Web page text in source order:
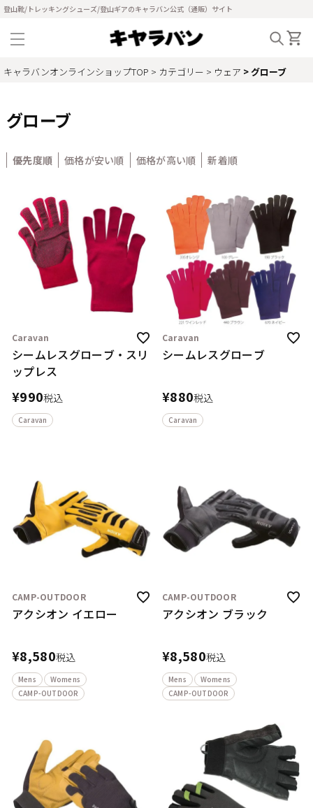
登山靴/トレッキングシューズ/登山ギアのキャラバン公式（通販）サイト
キャラバンオンラインショップTOP カテゴリー ウェア グローブ
グローブ
優先度順 価格が安い順 価格が高い順 新着順
Caravan
シームレスグローブ・スリ
ップレス
¥990税込
Caravan
Caravan
シームレスグローブ
¥880税込
Caravan
CAMP-OUTDOOR
アクシオン イエロー
¥8,580税込
Mens
Womens
CAMP-OUTDOOR
CAMP-OUTDOOR
アクシオン ブラック
¥8,580税込
Mens
Womens
CAMP-OUTDOOR